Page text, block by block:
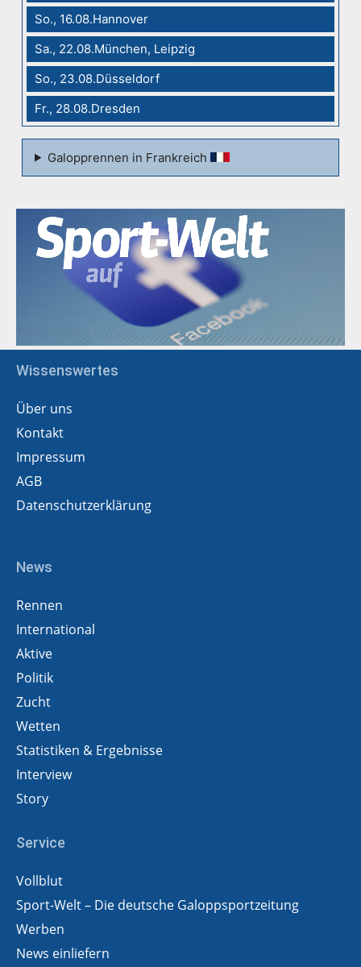
So., 16.08.Hannover
Sa., 22.08.München, Leipzig
So., 23.08.Düsseldorf
Fr., 28.08.Dresden
Galopprennen in Frankreich
Wissenswertes
Über uns
Kontakt
Impressum
AGB
Datenschutzerklärung
News
Rennen
International
Aktive
Politik
Zucht
Wetten
Statistiken & Ergebnisse
Interview
Story
Service
Vollblut
Sport-Welt – Die deutsche Galoppsportzeitung
Werben
News einliefern